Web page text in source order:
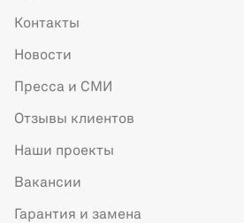
Контакты
Новости
Пресса и СМИ
Отзывы клиентов
Наши проекты
Вакансии
Гарантия и замена